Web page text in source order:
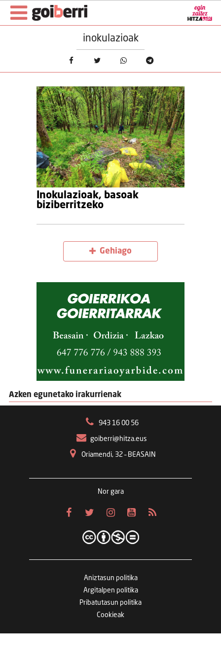
inokulazioak
Inokulazioak, basoak
biziberritzeko
Gehiago
Azken egunetako irakurrienak
943 16 00 56
goiberri@hitza.eus
Oriamendi, 32 – BEASAIN
Nor gara
Aniztasun politika
Argitalpen politika
Pribatutasun politika
Cookieak